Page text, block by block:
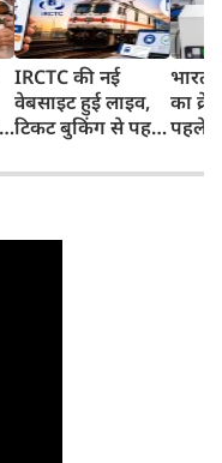
IRCTC की नई
वेबसाइट हुई लाइव,
टिकट बुकिंग से पहले
काम, जानें पूरा
भारत
का
पहले
और